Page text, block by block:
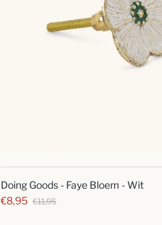
Doing Goods - Faye Bloem - Wit
€8,95 €11,95